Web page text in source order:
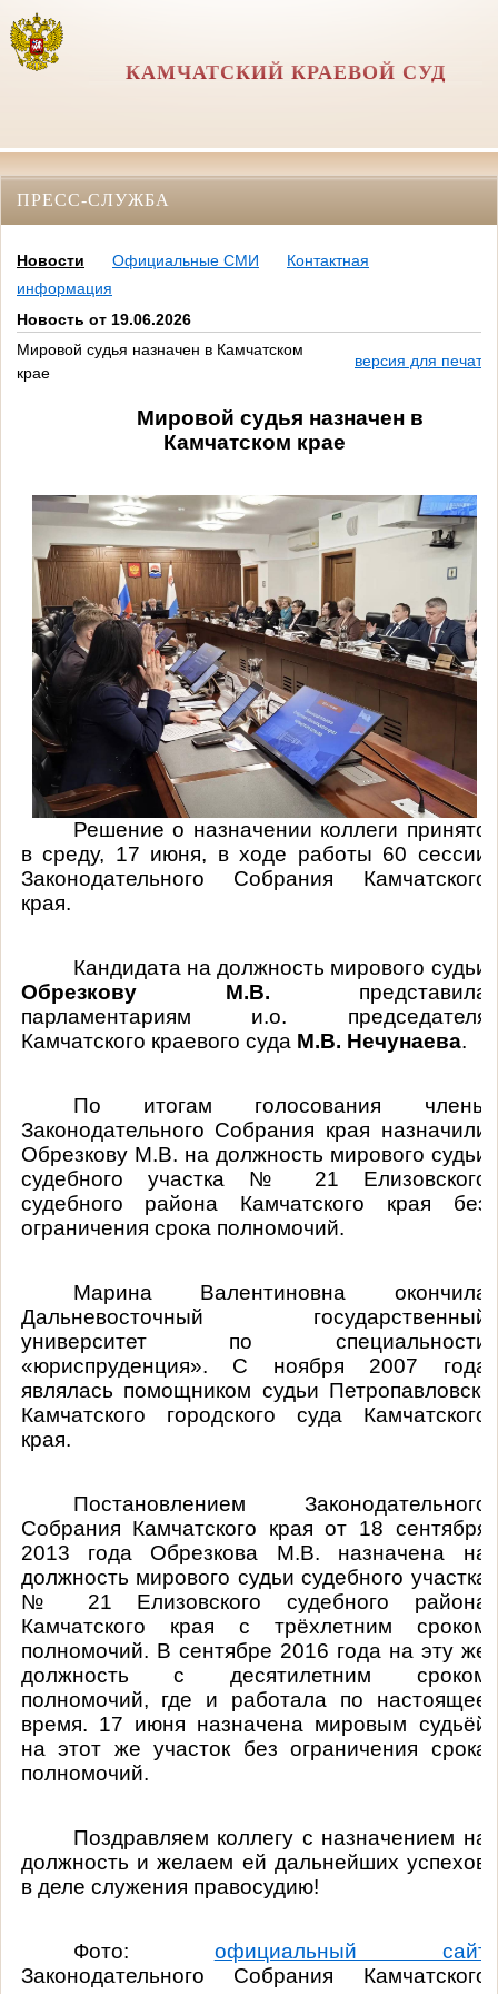
КАМЧАТСКИЙ КРАЕВОЙ СУД
ПРЕСС-СЛУЖБА
Новости Официальные СМИ
Контактная
информация
Новость от 19.06.2026
Мировой судья назначен в Камчатском
крае
версия для печати
Мировой судья назначен в
Камчатском крае
Решение о назначении коллеги принято
в среду, 17 июня, в ходе работы 60 сессии
Законодательного Собрания Камчатского
края.
Кандидата на должность мирового судьи
Обрезкову М.В. представила
парламентариям и.о. председателя
Камчатского краевого суда М.В. Нечунаева.
По итогам голосования члены
Законодательного Собрания края назначили
Обрезкову М.В. на должность мирового судьи
судебного участка № 21 Елизовского
судебного района Камчатского края без
ограничения срока полномочий.
Марина Валентиновна окончила
Дальневосточный государственный
университет по специальности
«юриспруденция». С ноября 2007 года
являлась помощником судьи Петропавловск-
Камчатского городского суда Камчатского
края.
Постановлением Законодательного
Собрания Камчатского края от 18 сентября
2013 года Обрезкова М.В. назначена на
должность мирового судьи судебного участка
№ 21 Елизовского судебного района
Камчатского края с трёхлетним сроком
полномочий. В сентябре 2016 года на эту же
должность с десятилетним сроком
полномочий, где и работала по настоящее
время. 17 июня назначена мировым судьёй
на этот же участок без ограничения срока
полномочий.
Поздравляем коллегу с назначением на
должность и желаем ей дальнейших успехов
в деле служения правосудию!
Фото: официальный сайт
Законодательного Собрания Камчатского